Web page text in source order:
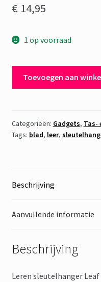
€ 14,95
1 op voorraad
aantal
Toevoegen aan
Categorieën: Gadgets, Tas-
Tags: blad, leer,
Beschrijving
Aanvullende informatie
Beschrijving
Leren sleutelhanger Leaf